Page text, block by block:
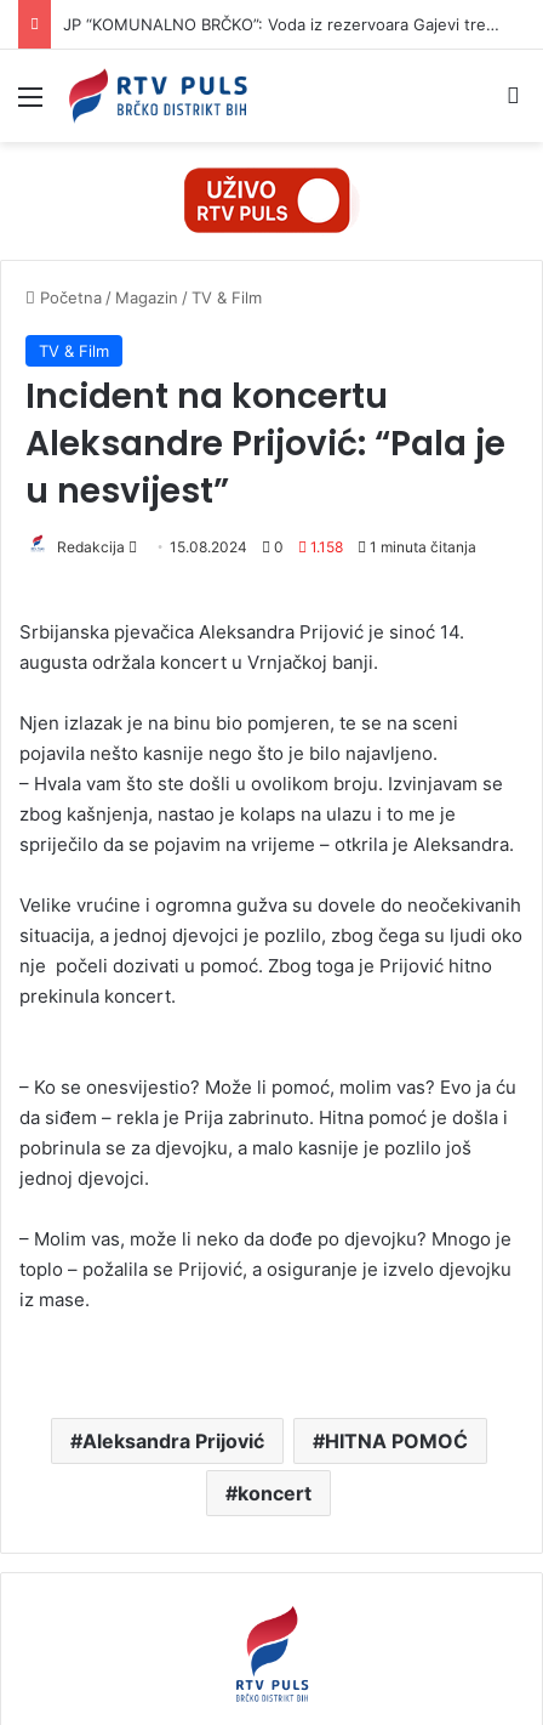
JP “KOMUNALNO BRČKO”: Voda iz rezervoara Gajevi trenutno nije za piće
Izbornik
Početna / Magazin /TV & Film
TV & Film
Incident na koncertu
Aleksandre Prijović: “Pala je
u nesvijest”
Redakcija
d
a
e
m
a
i
15.08.2024 0 1.158 1 minuta čitanja
Srbijanska pjevačica Aleksandra Prijović je sinoć 14.
augusta održala koncert u Vrnjačkoj banji.
Njen izlazak je na binu bio pomjeren, te se na sceni
pojavila nešto kasnije nego što je bilo najavljeno.
– Hvala vam što ste došli u ovolikom broju. Izvinjavam se
zbog kašnjenja, nastao je kolaps na ulazu i to me je
spriječilo da se pojavim na vrijeme – otkrila je Aleksandra.
Velike vrućine i ogromna gužva su dovele do neočekivanih
situacija, a jednoj djevojci je pozlilo, zbog čega su ljudi oko
nje počeli dozivati u pomoć. Zbog toga je Prijović hitno
prekinula koncert.
– Ko se onesvijestio? Može li pomoć, molim vas? Evo ja ću
da siđem – rekla je Prija zabrinuto. Hitna pomoć je došla i
pobrinula se za djevojku, a malo kasnije je pozlilo još
jednoj djevojci.
– Molim vas, može li neko da dođe po djevojku? Mnogo je
toplo – požalila se Prijović, a osiguranje je izvelo djevojku
iz mase.
Aleksandra Prijović HITNA POMOĆ
koncert